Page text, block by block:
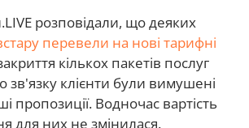
розповідали, що деяких
перевели на нові тарифні
кількох пакетів послуг
зв'язку клієнти були вимушені
пропозиції. Водночас вартість
для них не змінилася.